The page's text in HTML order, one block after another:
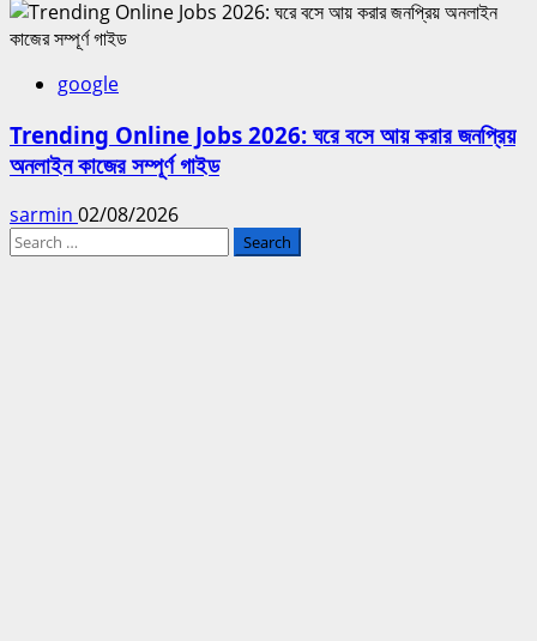
google
Trending Online Jobs 2026: ঘরে বসে আয় করার জনপ্রিয়
অনলাইন কাজের সম্পূর্ণ গাইড
sarmin 02/08/2026
Search